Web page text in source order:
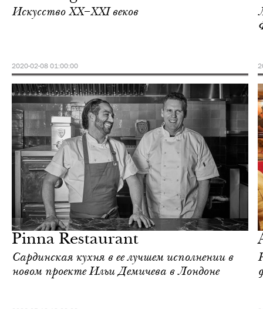
Искусство XX–XXI веков
2020-02-08 01:00:00
Pinna Restaurant
Сардинская кухня в ее лучшем исполнении в
новом проекте Ильи Демичева в Лондоне
жизнь